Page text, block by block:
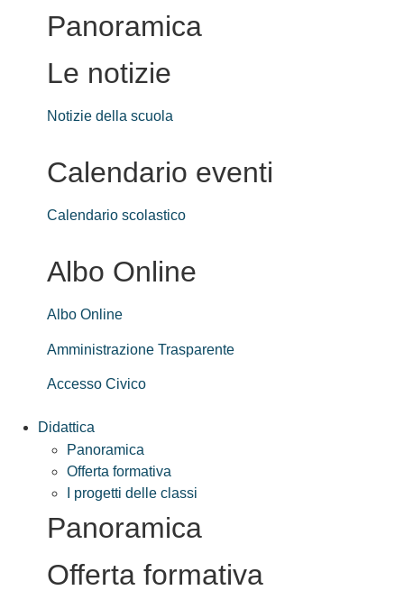
Panoramica
Le notizie
Notizie della scuola
Calendario eventi
Calendario scolastico
Albo Online
Albo Online
Amministrazione Trasparente
Accesso Civico
Didattica
Panoramica
Offerta formativa
I progetti delle classi
Panoramica
Offerta formativa